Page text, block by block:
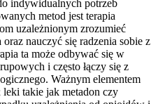
indywidualnych potrzeb
metod jest terapia
uzależnionym zrozumieć
nauczyć się radzenia sobie z
ta może odbywać się w
i często łączy się z
Ważnym elementem
leki takie jak metadon czy